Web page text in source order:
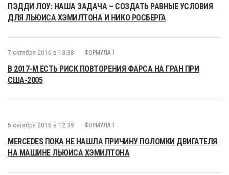
ПЭДДИ ЛОУ: НАША ЗАДАЧА – СОЗДАТЬ РАВНЫЕ УСЛОВИЯ
ДЛЯ ЛЬЮИСА ХЭМИЛТОНА И НИКО РОСБЕРГА
7 октября 2016 в 13:38 ФОРМУЛА 1
В 2017-М ЕСТЬ РИСК ПОВТОРЕНИЯ ФАРСА НА ГРАН ПРИ
США-2005
5 октября 2016 в 12:39 ФОРМУЛА 1
MERCEDES ПОКА НЕ НАШЛА ПРИЧИНУ ПОЛОМКИ ДВИГАТЕЛЯ
НА МАШИНЕ ЛЬЮИСА ХЭМИЛТОНА